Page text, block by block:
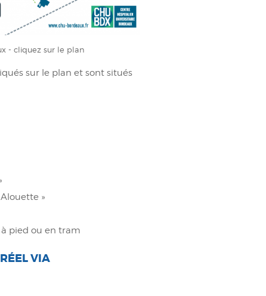
- cliquez sur le plan
sur le plan et sont situés
»
pied ou en tram
VIA